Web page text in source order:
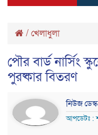
/ খেলাধুলা
পৌর বার্ড নার্সিং
পুরষ্কার বিতরণ
নিউজ ডেস্ক
আপডেটঃ :